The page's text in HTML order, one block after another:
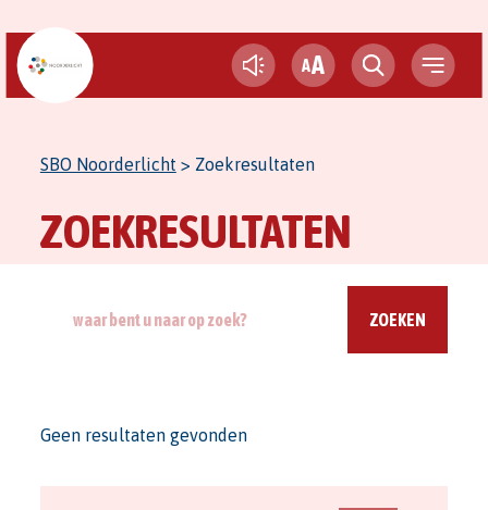
AA
SBO Noorderlicht > Zoekresultaten
ZOEKRESULTATEN
ZOEKEN
Geen resultaten gevonden